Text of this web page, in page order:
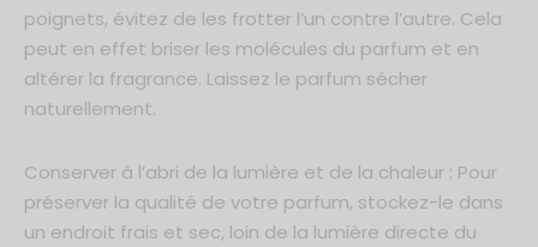
poignets, évitez de les frotter l’un contre l’autre. Cela
peut en effet briser les molécules du parfum et en
altérer la fragrance. Laissez le parfum sécher
naturellement.
Conserver à l’abri de la lumière et de la chaleur : Pour
préserver la qualité de votre parfum, stockez-le dans
un endroit frais et sec, loin de la lumière directe du